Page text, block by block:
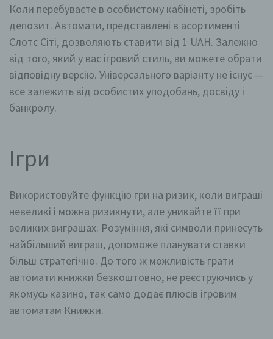
Коли перебуваєте в особистому кабінеті, зробіть
депозит. Автомати, представлені в асортименті
Слотс Сіті, дозволяють ставити від 1 UAH. Залежно
від того, який у вас ігровий стиль, ви можете обрати
відповідну версію. Універсального варіанту не існує —
все залежить від особистих уподобань, досвіду і
банкролу.
Ігри
Використовуйте функцію гри на ризик, коли виграші
невеликі і можна ризикнути, але уникайте її при
великих виграшах. Розуміння, які символи принесуть
найбільший виграш, допоможе планувати ставки
більш стратегічно. До того ж можливість грати
автомати книжки безкоштовно, не реєструючись у
якомусь казино, так само додає плюсів ігровим
автоматам Книжки.